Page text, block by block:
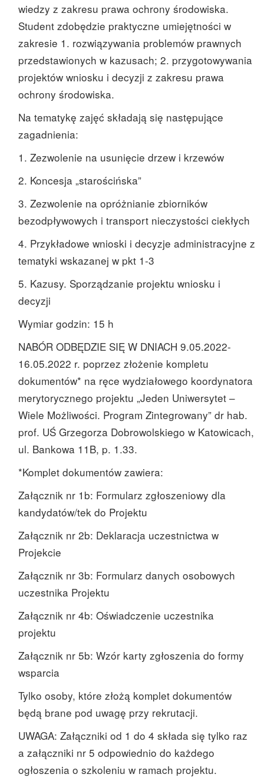
wiedzy z zakresu prawa ochrony środowiska.
Student zdobędzie praktyczne umiejętności w
zakresie 1. rozwiązywania problemów prawnych
przedstawionych w kazusach; 2. przygotowywania
projektów wniosku i decyzji z zakresu prawa
ochrony środowiska.
Na tematykę zajęć składają się następujące
zagadnienia:
1. Zezwolenie na usunięcie drzew i krzewów
2. Koncesja „starościńska”
3. Zezwolenie na opróżnianie zbiorników
bezodpływowych i transport nieczystości ciekłych
4. Przykładowe wnioski i decyzje administracyjne z
tematyki wskazanej w pkt 1-3
5. Kazusy. Sporządzanie projektu wniosku i
decyzji
Wymiar godzin: 15 h
NABÓR ODBĘDZIE SIĘ W DNIACH 9.05.2022-
16.05.2022 r. poprzez złożenie kompletu
dokumentów* na ręce wydziałowego koordynatora
merytorycznego projektu „Jeden Uniwersytet –
Wiele Możliwości. Program Zintegrowany” dr hab.
prof. UŚ Grzegorza Dobrowolskiego w Katowicach,
ul. Bankowa 11B, p. 1.33.
*Komplet dokumentów zawiera:
Załącznik nr 1b: Formularz zgłoszeniowy dla
kandydatów/tek do Projektu
Załącznik nr 2b: Deklaracja uczestnictwa w
Projekcie
Załącznik nr 3b: Formularz danych osobowych
uczestnika Projektu
Załącznik nr 4b: Oświadczenie uczestnika
projektu
Załącznik nr 5b: Wzór karty zgłoszenia do formy
wsparcia
Tylko osoby, które złożą komplet dokumentów
będą brane pod uwagę przy rekrutacji.
UWAGA: Załączniki od 1 do 4 składa się tylko raz
a załączniki nr 5 odpowiednio do każdego
ogłoszenia o szkoleniu w ramach projektu.